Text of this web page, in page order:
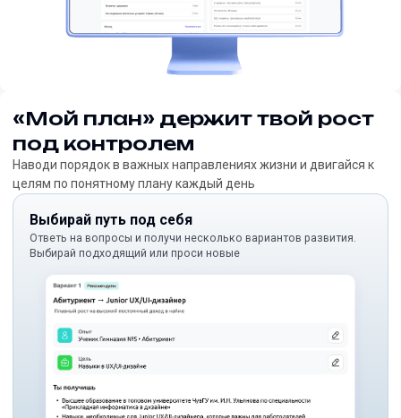
«Мой план» держит твой рост
под контролем
Наводи порядок в важных направлениях жизни и двигайся к
целям по понятному плану каждый день
Выбирай путь под себя
Ответь на вопросы и получи несколько вариантов развития.
Выбирай подходящий или проси новые